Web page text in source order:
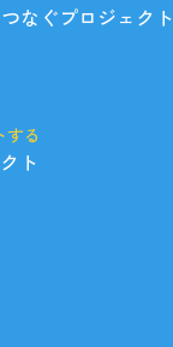
つなぐプロジェクト
る
ト